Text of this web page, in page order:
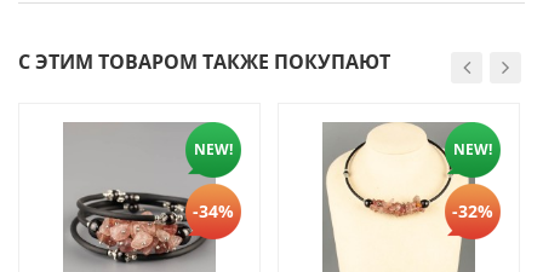
С ЭТИМ ТОВАРОМ ТАКЖЕ ПОКУПАЮТ
NEW!
-34%
NEW!
-32%